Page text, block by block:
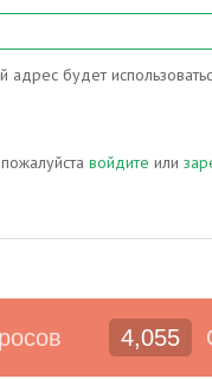
будет
войдите или
4,055